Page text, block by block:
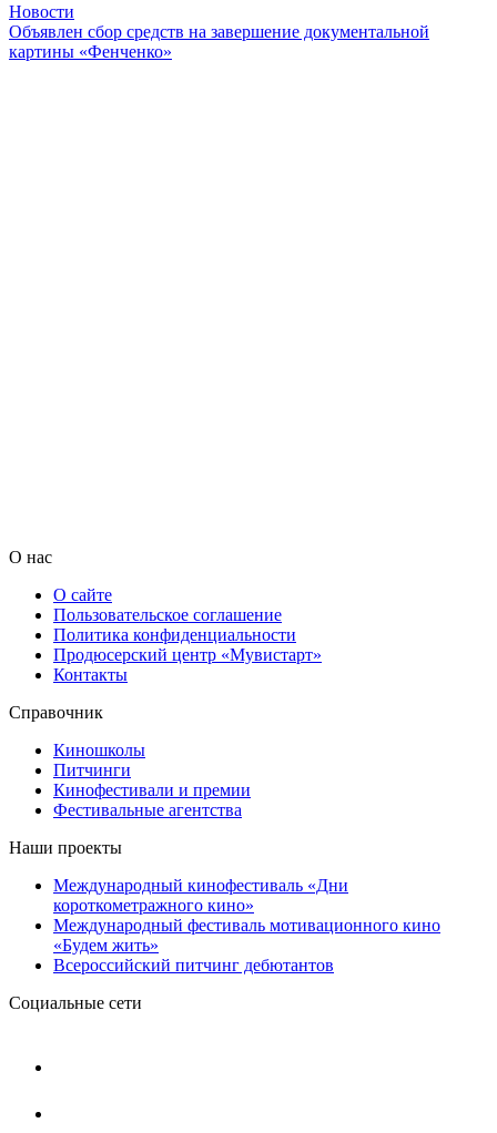
Новости
Объявлен сбор средств на завершение документальной
картины «Фенченко»
О нас
О сайте
Пользовательское соглашение
Политика конфиденциальности
Продюсерский центр «Мувистарт»
Контакты
Справочник
Киношколы
Питчинги
Кинофестивали и премии
Фестивальные агентства
Наши проекты
Международный кинофестиваль «Дни
короткометражного кино»
Международный фестиваль мотивационного кино
«Будем жить»
Всероссийский питчинг дебютантов
Социальные сети